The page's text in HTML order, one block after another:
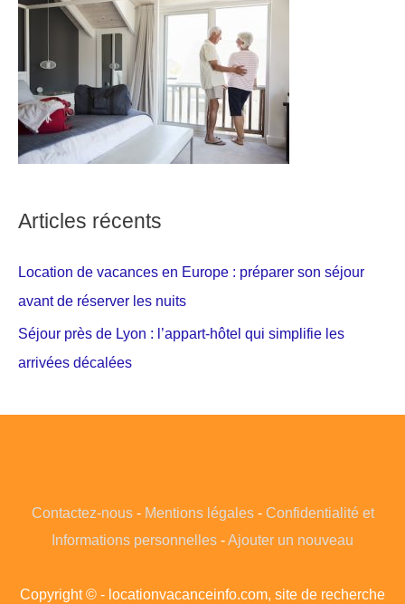
Articles récents
Location de vacances en Europe : préparer son séjour
avant de réserver les nuits
Séjour près de Lyon : l’appart-hôtel qui simplifie les
arrivées décalées
Contactez-nous- Mentions légales- Confidentialité et
Informations personnelles -Ajouter un nouveau
Copyright © - locationvacanceinfo.com, site de recherche